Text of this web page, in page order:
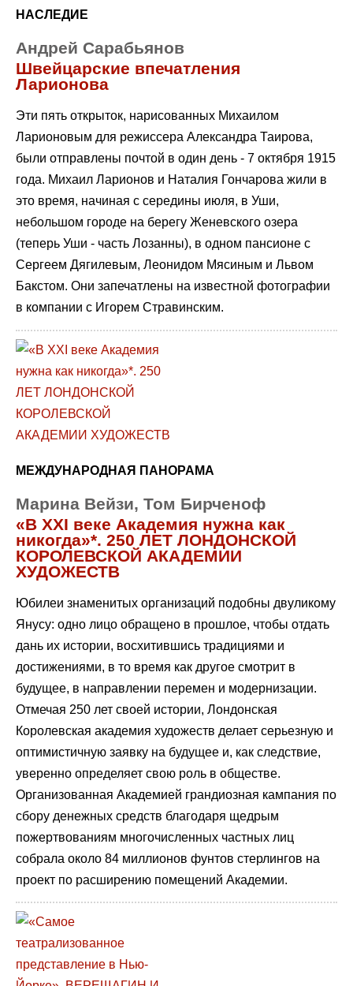
НАСЛЕДИЕ
Андрей Сарабьянов
Швейцарские впечатления
Ларионова
Эти пять открыток, нарисованных Михаилом
Ларионовым для режиссера Александра Таирова,
были отправлены почтой в один день - 7 октября 1915
года. Михаил Ларионов и Наталия Гончарова жили в
это время, начиная с середины июля, в Уши,
небольшом городе на берегу Женевского озера
(теперь Уши - часть Лозанны), в одном пансионе с
Сергеем Дягилевым, Леонидом Мясиным и Львом
Бакстом. Они запечатлены на известной фотографии
в компании с Игорем Стравинским.
МЕЖДУНАРОДНАЯ ПАНОРАМА
Марина Вейзи, Том Бирченоф
«В XXI веке Академия нужна как
никогда»*. 250 ЛЕТ ЛОНДОНСКОЙ
КОРОЛЕВСКОЙ АКАДЕМИИ
ХУДОЖЕСТВ
Юбилеи знаменитых организаций подобны двуликому
Янусу: одно лицо обращено в прошлое, чтобы отдать
дань их истории, восхитившись традициями и
достижениями, в то время как другое смотрит в
будущее, в направлении перемен и модернизации.
Отмечая 250 лет своей истории, Лондонская
Королевская академия художеств делает серьезную и
оптимистичную заявку на будущее и, как следствие,
уверенно определяет свою роль в обществе.
Организованная Академией грандиозная кампания по
сбору денежных средств благодаря щедрым
пожертвованиям многочисленных частных лиц
собрала около 84 миллионов фунтов стерлингов на
проект по расширению помещений Академии.